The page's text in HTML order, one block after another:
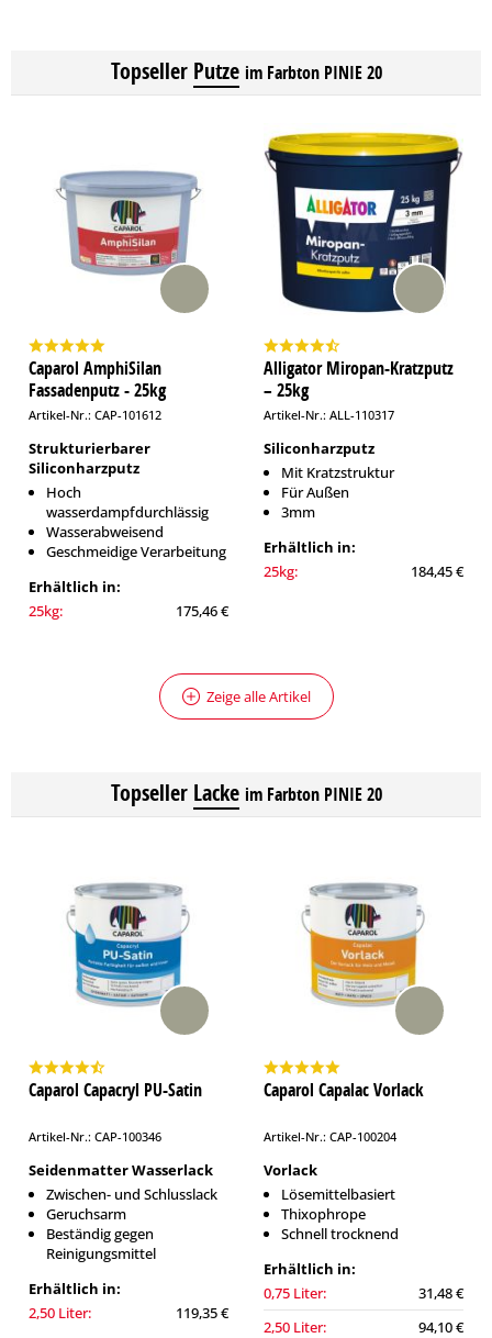
Topseller Putze im Farbton PINIE 20
Caparol AmphiSilan
Fassadenputz - 25kg
Artikel-Nr.: CAP-101612
Strukturierbarer
Siliconharzputz
Hoch
wasserdampfdurchlässig
Wasserabweisend
Geschmeidige Verarbeitung
Erhältlich in:
25kg:
175,46 €
Alligator Miropan-Kratzputz
– 25kg
Artikel-Nr.: ALL-110317
Siliconharzputz
Mit Kratzstruktur
Für Außen
3mm
Erhältlich in:
25kg:
184,45 €
Zeige alle Artikel
Topseller Lacke im Farbton PINIE 20
Caparol Capacryl PU-Satin
Artikel-Nr.: CAP-100346
Seidenmatter Wasserlack
Zwischen- und Schlusslack
Geruchsarm
Beständig gegen
Reinigungsmittel
Erhältlich in:
2,50 Liter:
119,35 €
Caparol Capalac Vorlack
Artikel-Nr.: CAP-100204
Vorlack
Lösemittelbasiert
Thixophrope
Schnell trocknend
Erhältlich in:
0,75 Liter:
31,48 €
2,50 Liter:
94,10 €